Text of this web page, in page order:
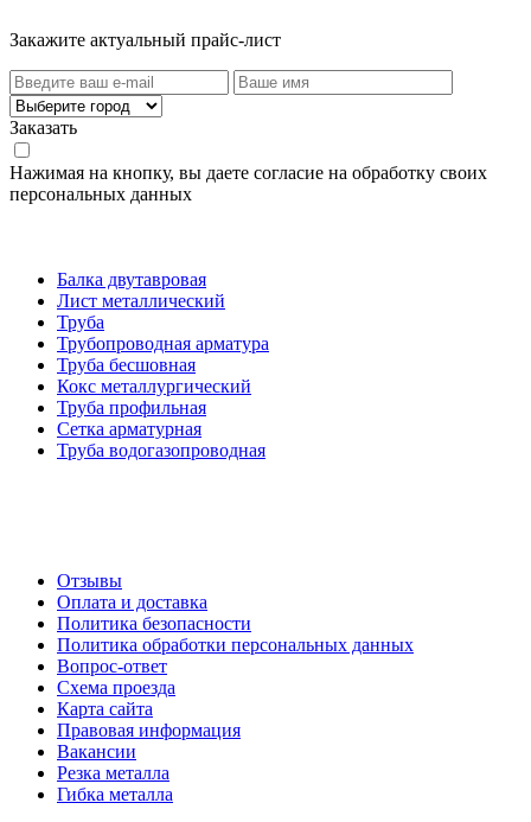
Закажите актуальный прайс-лист
Заказать
Нажимая на кнопку, вы даете согласие на обработку своих
персональных данных
Балка двутавровая
Лист металлический
Труба
Трубопроводная арматура
Труба бесшовная
Кокс металлургический
Труба профильная
Cетка арматурная
Труба водогазопроводная
Отзывы
Оплата и доставка
Политика безопасности
Политика обработки персональных данных
Вопрос-ответ
Схема проезда
Карта сайта
Правовая информация
Вакансии
Резка металла
Гибка металла